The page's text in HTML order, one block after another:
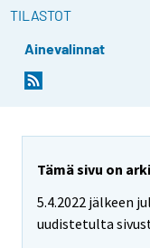
TILASTOT
Ainevalinnat
Tämä sivu on
5.4.2022 jälkeen
uudistetulta